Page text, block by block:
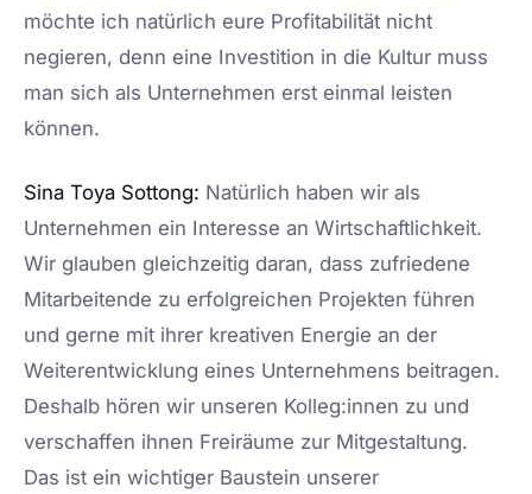
möchte ich natürlich eure Profitabilität nicht
negieren, denn eine Investition in die Kultur muss
man sich als Unternehmen erst einmal leisten
können.
Sina Toya Sottong: Natürlich haben wir als
Unternehmen ein Interesse an Wirtschaftlichkeit.
Wir glauben gleichzeitig daran, dass zufriedene
Mitarbeitende zu erfolgreichen Projekten führen
und gerne mit ihrer kreativen Energie an der
Weiterentwicklung eines Unternehmens beitragen.
Deshalb hören wir unseren Kolleg:innen zu und
verschaffen ihnen Freiräume zur Mitgestaltung.
Das ist ein wichtiger Baustein unserer